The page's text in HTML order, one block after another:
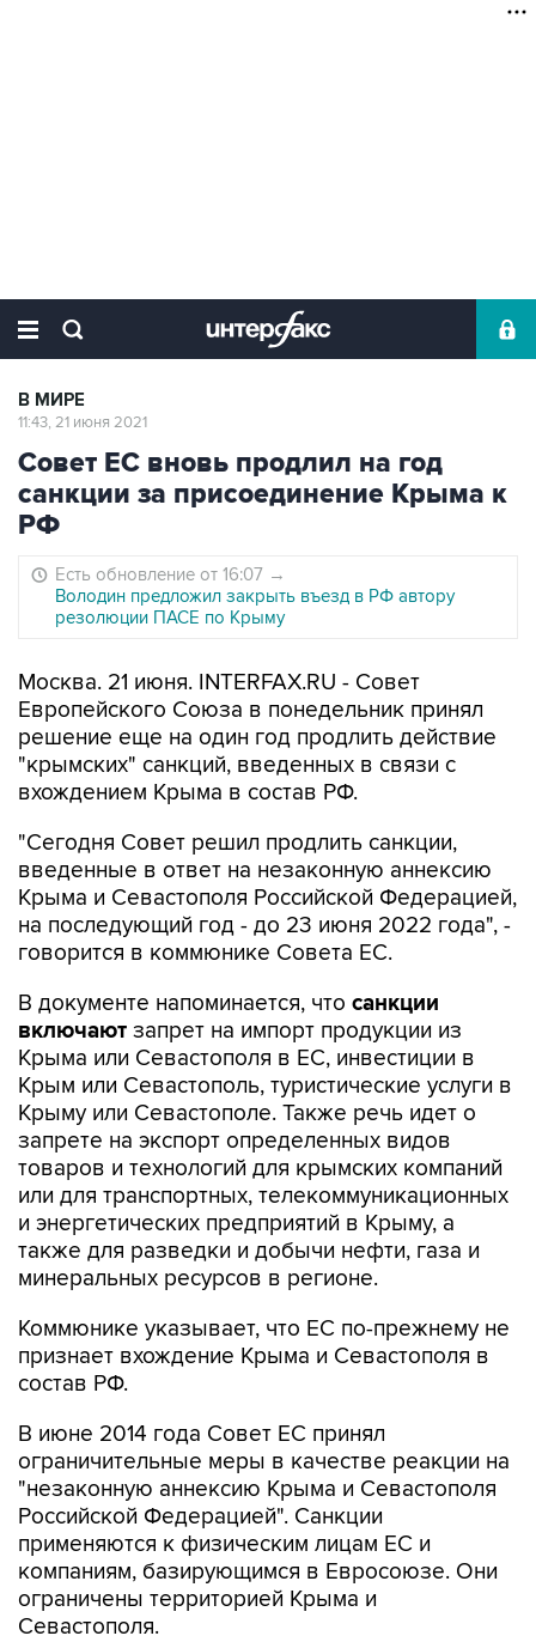
В МИРЕ
11:43, 21 июня 2021
Совет ЕС вновь продлил на год
санкции за присоединение Крыма к
РФ
Есть обновление от 16:07 →
Володин предложил закрыть въезд в РФ автору
резолюции ПАСЕ по Крыму
Москва. 21 июня. INTERFAX.RU - Совет
Европейского Союза в понедельник принял
решение еще на один год продлить действие
"крымских" санкций, введенных в связи с
вхождением Крыма в состав РФ.
"Сегодня Совет решил продлить санкции,
введенные в ответ на незаконную аннексию
Крыма и Севастополя Российской Федерацией,
на последующий год - до 23 июня 2022 года", -
говорится в коммюнике Совета ЕС.
В документе напоминается, что cанкции
включают запрет на импорт продукции из
Крыма или Севастополя в ЕС, инвестиции в
Крым или Севастополь, туристические услуги в
Крыму или Севастополе. Также речь идет о
запрете на экспорт определенных видов
товаров и технологий для крымских компаний
или для транспортных, телекоммуникационных
и энергетических предприятий в Крыму, а
также для разведки и добычи нефти, газа и
минеральных ресурсов в регионе.
Коммюнике указывает, что ЕС по-прежнему не
признает вхождение Крыма и Севастополя в
состав РФ.
В июне 2014 года Совет ЕС принял
ограничительные меры в качестве реакции на
"незаконную аннексию Крыма и Севастополя
Российской Федерацией". Санкции
применяются к физическим лицам ЕС и
компаниям, базирующимся в Евросоюзе. Они
ограничены территорией Крыма и
Севастополя.